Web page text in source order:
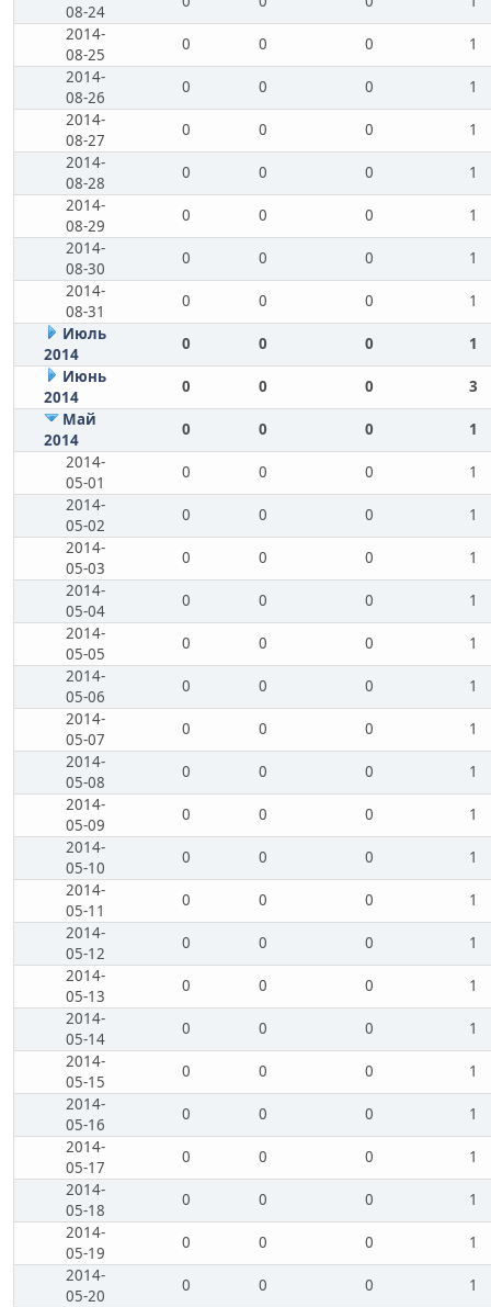
08-24
2014-
08-25
0 0 0
1
2014-
08-26
0 0 0
1
2014-
08-27
0 0 0
1
2014-
08-28
0 0 0
1
2014-
08-29
0 0 0
1
2014-
08-30
0 0 0
1
2014-
08-31
0 0 0
1
Июль
2014
0 0 0
1
Июнь
2014
0 0 0
3
Май
2014
0 0 0
1
2014-
05-01
0 0 0
1
2014-
05-02
0 0 0
1
2014-
05-03
0 0 0
1
2014-
05-04
0 0 0
1
2014-
05-05
0 0 0
1
2014-
05-06
0 0 0
1
2014-
05-07
0 0 0
1
2014-
05-08
0 0 0
1
2014-
05-09
0 0 0
1
2014-
05-10
0 0 0
1
2014-
05-11
0 0 0
1
2014-
05-12
0 0 0
1
2014-
05-13
0 0 0
1
2014-
05-14
0 0 0
1
2014-
05-15
0 0 0
1
2014-
05-16
0 0 0
1
2014-
05-17
0 0 0
1
2014-
05-18
0 0 0
1
2014-
05-19
0 0 0
1
2014-
05-20
0 0 0
1